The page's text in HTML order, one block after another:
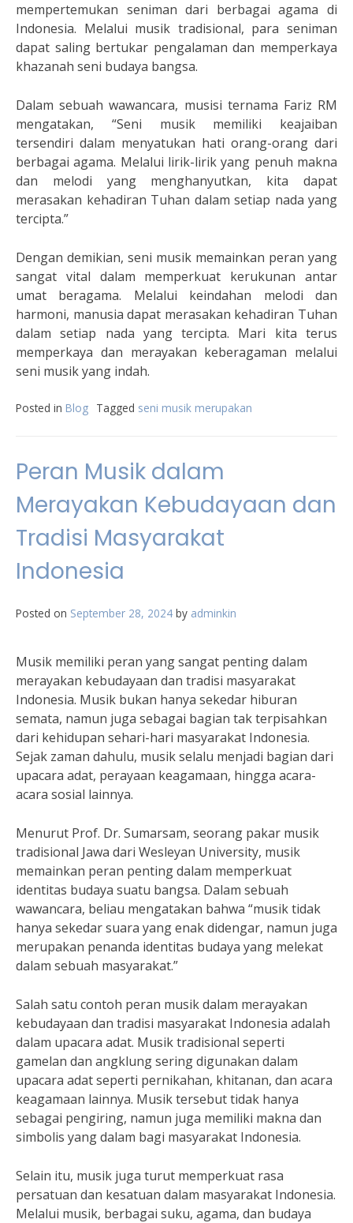
mempertemukan seniman dari berbagai agama di
Indonesia. Melalui musik tradisional, para seniman
dapat saling bertukar pengalaman dan memperkaya
khazanah seni budaya bangsa.
Dalam sebuah wawancara, musisi ternama Fariz RM
mengatakan, “Seni musik memiliki keajaiban
tersendiri dalam menyatukan hati orang-orang dari
berbagai agama. Melalui lirik-lirik yang penuh makna
dan melodi yang menghanyutkan, kita dapat
merasakan kehadiran Tuhan dalam setiap nada yang
tercipta.”
Dengan demikian, seni musik memainkan peran yang
sangat vital dalam memperkuat kerukunan antar
umat beragama. Melalui keindahan melodi dan
harmoni, manusia dapat merasakan kehadiran Tuhan
dalam setiap nada yang tercipta. Mari kita terus
memperkaya dan merayakan keberagaman melalui
seni musik yang indah.
Posted in Blog Tagged seni musik merupakan
Peran Musik dalam
Merayakan Kebudayaan dan
Tradisi Masyarakat
Indonesia
Posted on September 28, 2024 by adminkin
Musik memiliki peran yang sangat penting dalam
merayakan kebudayaan dan tradisi masyarakat
Indonesia. Musik bukan hanya sekedar hiburan
semata, namun juga sebagai bagian tak terpisahkan
dari kehidupan sehari-hari masyarakat Indonesia.
Sejak zaman dahulu, musik selalu menjadi bagian dari
upacara adat, perayaan keagamaan, hingga acara-
acara sosial lainnya.
Menurut Prof. Dr. Sumarsam, seorang pakar musik
tradisional Jawa dari Wesleyan University, musik
memainkan peran penting dalam memperkuat
identitas budaya suatu bangsa. Dalam sebuah
wawancara, beliau mengatakan bahwa “musik tidak
hanya sekedar suara yang enak didengar, namun juga
merupakan penanda identitas budaya yang melekat
dalam sebuah masyarakat.”
Salah satu contoh peran musik dalam merayakan
kebudayaan dan tradisi masyarakat Indonesia adalah
dalam upacara adat. Musik tradisional seperti
gamelan dan angklung sering digunakan dalam
upacara adat seperti pernikahan, khitanan, dan acara
keagamaan lainnya. Musik tersebut tidak hanya
sebagai pengiring, namun juga memiliki makna dan
simbolis yang dalam bagi masyarakat Indonesia.
Selain itu, musik juga turut memperkuat rasa
persatuan dan kesatuan dalam masyarakat Indonesia.
Melalui musik, berbagai suku, agama, dan budaya